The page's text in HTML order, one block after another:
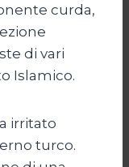
curda,
di vari
Islamico.
irritato
turco.